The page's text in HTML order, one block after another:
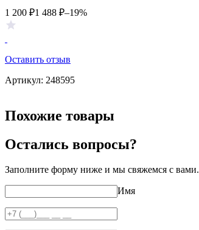
1 200 ₽1 488 ₽–19%
Оставить отзыв
Артикул: 248595
Похожие товары
Остались вопросы?
Заполните форму ниже и мы свяжемся с вами.
Имя